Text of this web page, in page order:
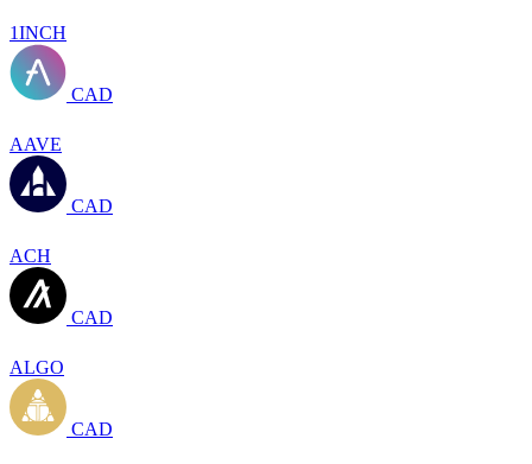
1INCH
CAD
AAVE
CAD
ACH
CAD
ALGO
CAD